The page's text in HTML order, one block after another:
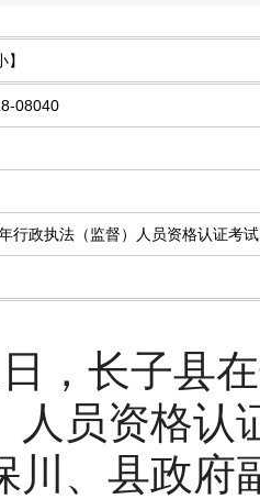
】
08040
行政执法（监督）人员资格认证考试
长子县在
人员资格认
川、县政府